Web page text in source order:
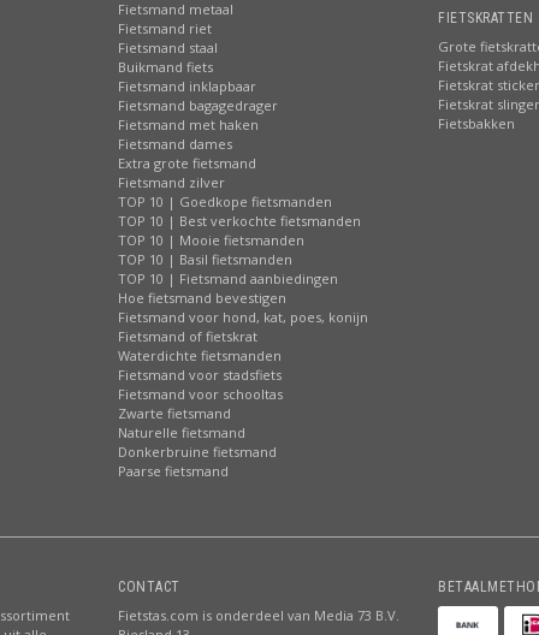
Fietsmand metaal
Fietsmand riet
Fietsmand staal
Buikmand fiets
Fietsmand inklapbaar
Fietsmand bagagedrager
Fietsmand met haken
Fietsmand dames
Extra grote fietsmand
Fietsmand zilver
TOP 10 | Goedkope fietsmanden
TOP 10 | Best verkochte fietsmanden
TOP 10 | Mooie fietsmanden
TOP 10 | Basil fietsmanden
TOP 10 | Fietsmand aanbiedingen
Hoe fietsmand bevestigen
Fietsmand voor hond, kat, poes, konijn
Fietsmand of fietskrat
Waterdichte fietsmanden
Fietsmand voor stadsfiets
Fietsmand voor schooltas
Zwarte fietsmand
Naturelle fietsmand
Donkerbruine fietsmand
Paarse fietsmand
Grote
Fietskrat
Fietskrat
Fietskrat
Fietsbakken
CONTACT
Fietstas.com is onderdeel van Media 73 B.V.